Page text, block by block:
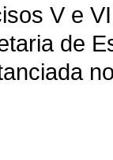
V e
de